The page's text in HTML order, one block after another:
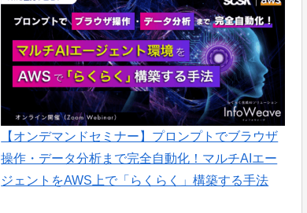
【オンデマンドセミナー】プロンプトでブラウザ
操作・データ分析まで完全自動化！マルチAIエー
ジェントをAWS上で「らくらく」構築する手法